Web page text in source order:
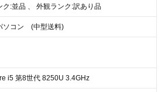
ク:並品 、 外観ランク:訳あり品
ソコン (中型送料)
i5 第8世代 8250U 3.4GHz